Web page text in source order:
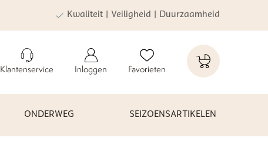
Kwaliteit | Veiligheid | Duurzaamheid
Klantenservice Inloggen Favorieten
ONDERWEG SEIZOENSARTIKELEN